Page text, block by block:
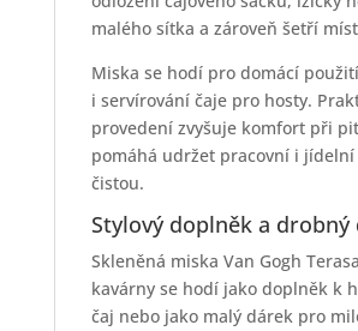
malého sítka a zároveň šetří
Miska se hodí pro domácí
i servírování čaje pro hosty.
provedení zvyšuje komfort při
pomáhá udržet pracovní i
čistou.
Stylový doplněk a drobný
Skleněná miska Van Gogh
kavárny se hodí jako doplněk k
čaj nebo jako malý dárek pro